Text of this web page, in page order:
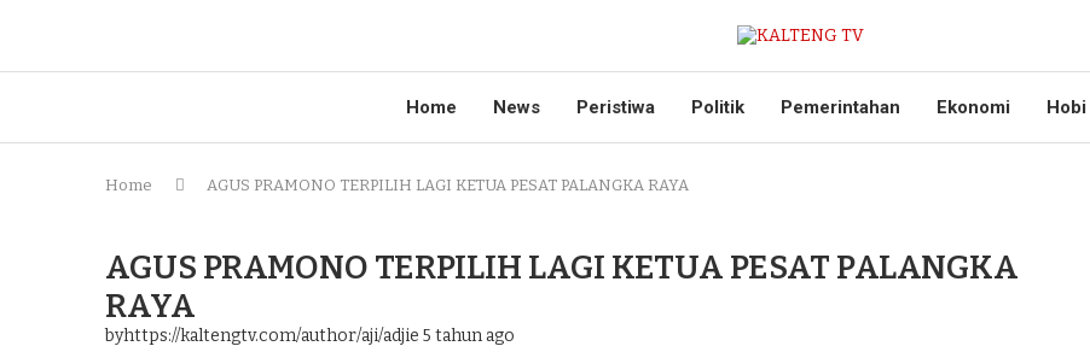
Home News Peristiwa Politik Pemerintahan Ekonomi Hobi
Home AGUS PRAMONO TERPILIH LAGI KETUA PESAT PALANGKA RAYA
AGUS PRAMONO TERPILIH LAGI KETUA PESAT PALANGKA
RAYA
byhttps://kaltengtv.com/author/aji/adjie 5 tahun ago